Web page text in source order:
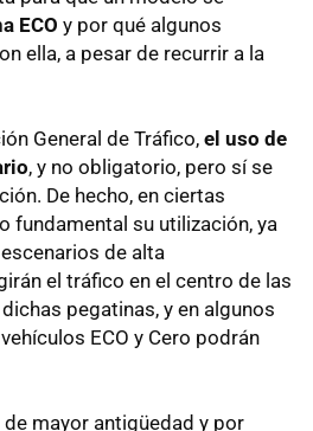
ECO y por qué algunos
ella, a pesar de recurrir a la
General de Tráfico, el uso de
, y no obligatorio, pero sí se
De hecho, en ciertas
fundamental su utilización, ya
de alta
el tráfico en el centro de las
pegatinas, y en algunos
ECO y Cero podrán
mayor antigüedad y por